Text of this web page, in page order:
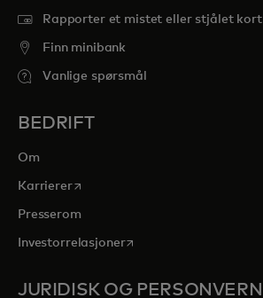
Rapporter et mistet eller stjålet kort
Finn minibank
Vanlige spørsmål
BEDRIFT
Om
Karriereropens in a new tab
Presserom
Investorrelasjoneropens in a new tab
JURIDISK OG PERSONVERN